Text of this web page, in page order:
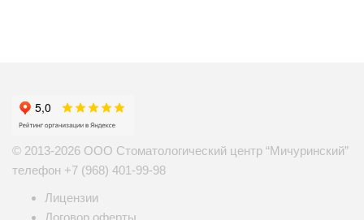
© 2013-2026 ООО Стоматологический центр “Мичуринский”
телефон +7 (968) 401-99-98
Лицензии
Договор оферты